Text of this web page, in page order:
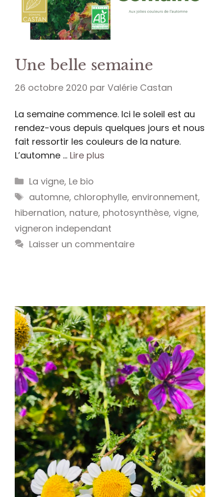
Une belle semaine
26 octobre 2020 par Valérie Castan
La semaine commence. Ici le soleil est au
rendez-vous depuis quelques jours et nous
fait ressortir les couleurs de la nature.
L’automne … Lire plus
Catégories
La vigne, Le bio
Étiquettes
automne, chlorophylle, environnement,
hibernation, nature, photosynthèse, vigne,
vigneron independant
Laisser un commentaire